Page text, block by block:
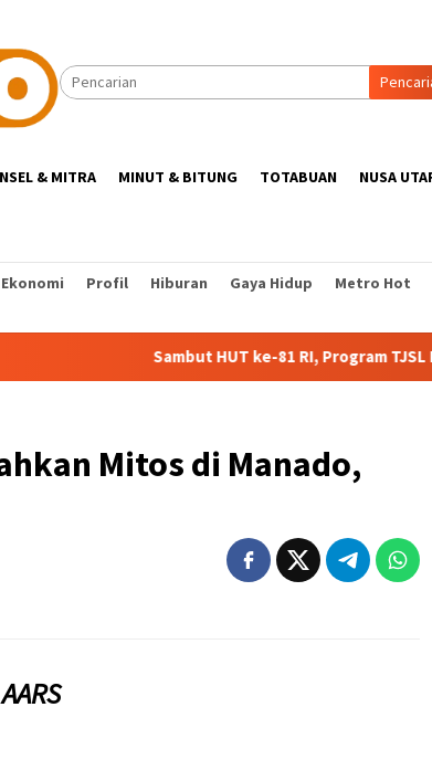
& MITRA MINUT & BITUNG TOTABUAN NUSA
Ekonomi Profil Hiburan Gaya Hidup Metro Hot
Sambut HUT ke-81 RI, Program TJSL PLN
Mitos di Manado,